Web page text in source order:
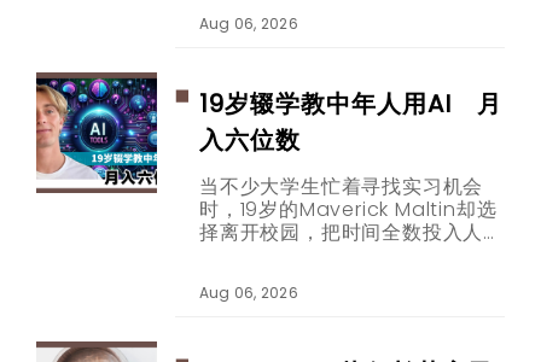
害羞训练，到年费逾两千欧元的高
Aug 06, 2026
19岁辍学教中年人用AI 月
入六位数
当不少大学生忙着寻找实习机会
时，19岁的Maverick Maltin却选
择离开校园，把时间全数投入人工
ChatGPT等AI工具，并靠品牌合
Aug 06, 2026